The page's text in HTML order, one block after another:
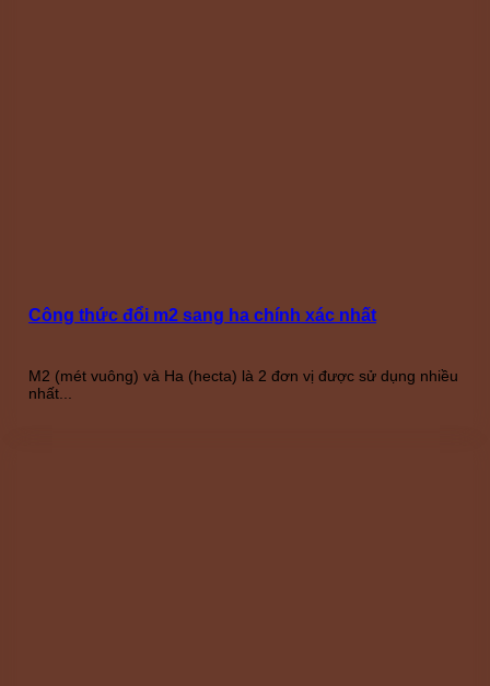
Công thức đổi m2 sang ha chính xác nhất
M2 (mét vuông) và Ha (hecta) là 2 đơn vị được sử dụng nhiều
nhất...